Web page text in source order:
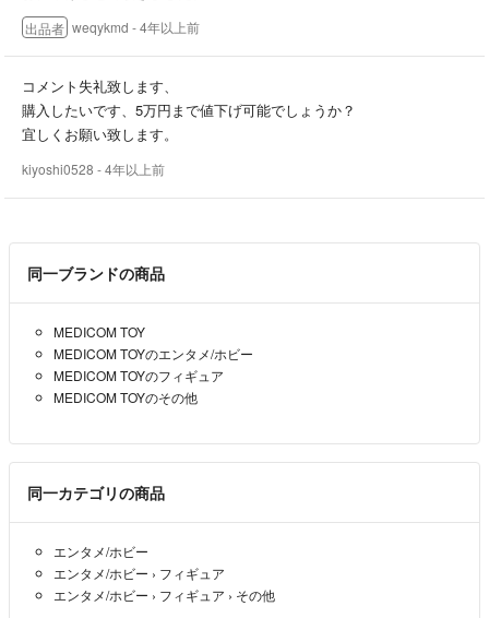
出品者 weqykmd - 4年以上前
コメント失礼致します、
購入したいです、5万円まで値下げ可能でしょうか？
宜しくお願い致します。
kiyoshi0528 - 4年以上前
同一ブランドの商品
MEDICOM TOY
MEDICOM TOYのエンタメ/ホビー
MEDICOM TOYのフィギュア
MEDICOM TOYのその他
同一カテゴリの商品
エンタメ/ホビー
エンタメ/ホビー › フィギュア
エンタメ/ホビー › フィギュア › その他